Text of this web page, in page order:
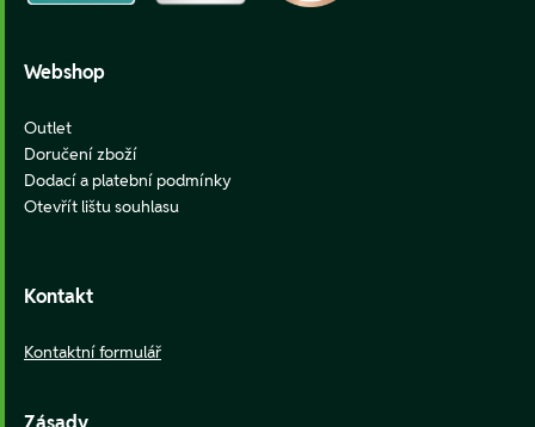
Webshop
Outlet
Doručení zboží
Dodací a platební podmínky
Otevřít lištu souhlasu
Kontakt
Kontaktní formulář